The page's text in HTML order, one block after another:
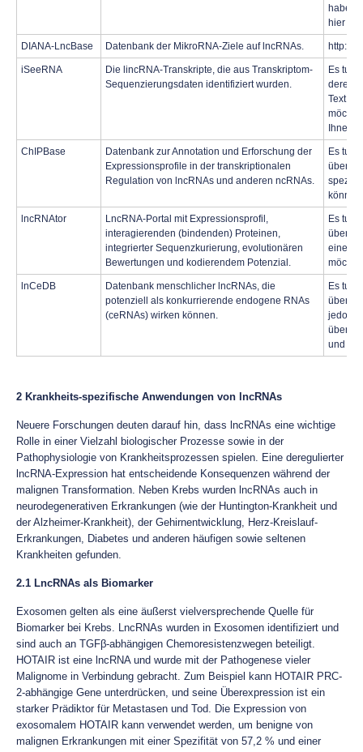
haben,
hier
DIANA-LncBase Datenbank der MikroRNA-Ziele auf lncRNAs. http://
iSeeRNA
Die lincRNA-Transkripte, die aus Transkriptom-
Sequenzierungsdaten identifiziert wurden.
Es tut
deren
Text
Ihnen
ChIPBase
Datenbank zur Annotation und Erforschung der
Expressionsprofile in der transkriptionalen
Regulation von lncRNAs und anderen ncRNAs.
Es tut
lncRNAtor
LncRNA-Portal mit Expressionsprofil,
interagierenden (bindenden) Proteinen,
integrierter Sequenzkurierung, evolutionären
Bewertungen und kodierendem Potenzial.
Es tut
einen
lnCeDB
Datenbank menschlicher lncRNAs, die
potenziell als konkurrierende endogene RNAs
(ceRNAs) wirken können.
Es tut
jedoch
und ich
2 Krankheits-spezifische Anwendungen von lncRNAs
Neuere Forschungen deuten darauf hin, dass lncRNAs eine wichtige
Rolle in einer Vielzahl biologischer Prozesse sowie in der
Pathophysiologie von Krankheitsprozessen spielen. Eine deregulierter
lncRNA-Expression hat entscheidende Konsequenzen während der
malignen Transformation. Neben Krebs wurden lncRNAs auch in
neurodegenerativen Erkrankungen (wie der Huntington-Krankheit und
der Alzheimer-Krankheit), der Gehirnentwicklung, Herz-Kreislauf-
Erkrankungen, Diabetes und anderen häufigen sowie seltenen
Krankheiten gefunden.
2.1 LncRNAs als Biomarker
Exosomen gelten als eine äußerst vielversprechende Quelle für
Biomarker bei Krebs. LncRNAs wurden in Exosomen identifiziert und
sind auch an TGFβ-abhängigen Chemoresistenzwegen beteiligt.
HOTAIR ist eine lncRNA und wurde mit der Pathogenese vieler
Malignome in Verbindung gebracht. Zum Beispiel kann HOTAIR PRC-
2-abhängige Gene unterdrücken, und seine Überexpression ist ein
starker Prädiktor für Metastasen und Tod. Die Expression von
exosomalem HOTAIR kann verwendet werden, um benigne von
malignen Erkrankungen mit einer Spezifität von 57,2 % und einer